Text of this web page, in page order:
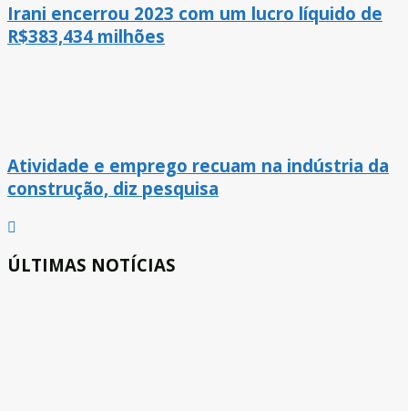
Irani encerrou 2023 com um lucro líquido de
R$383,434 milhões
Atividade e emprego recuam na indústria da
construção, diz pesquisa
ÚLTIMAS NOTÍCIAS